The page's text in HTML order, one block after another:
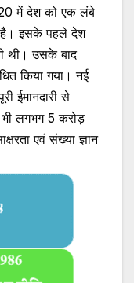
में देश को एक लंबे
है। इसके पहले देश
थी। उसके बाद
किया गया। नई
ईमानदारी से
भी लगभग 5 करोड़
एवं संख्या ज्ञान